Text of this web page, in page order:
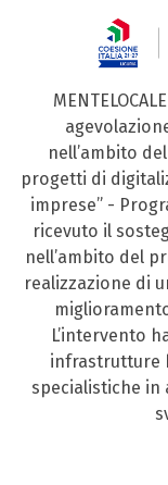
nell’ambito
progetti di
imprese” -
ricevuto il
nell’ambito del
realizzazione di
L’intervento
infrastrutture
specialistiche in